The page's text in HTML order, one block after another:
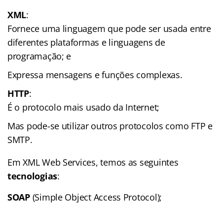
XML:
Fornece uma linguagem que pode ser usada entre
diferentes plataformas e linguagens de
programação; e
Expressa mensagens e funções complexas.
HTTP:
É o protocolo mais usado da Internet;
Mas pode-se utilizar outros protocolos como FTP e
SMTP.
Em XML Web Services, temos as seguintes
tecnologias:
SOAP(Simple Object Access Protocol);